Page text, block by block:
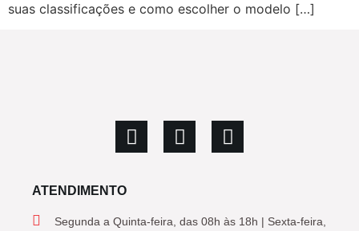
suas classificações e como escolher o modelo […]
ATENDIMENTO
Segunda a Quinta-feira, das 08h às 18h | Sexta-feira,